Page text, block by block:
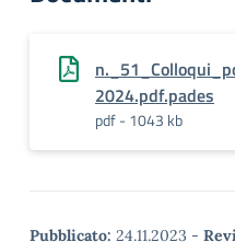
2024.pdf.pades
pdf - 1043 kb
Pubblicato: 24.11.2023 -